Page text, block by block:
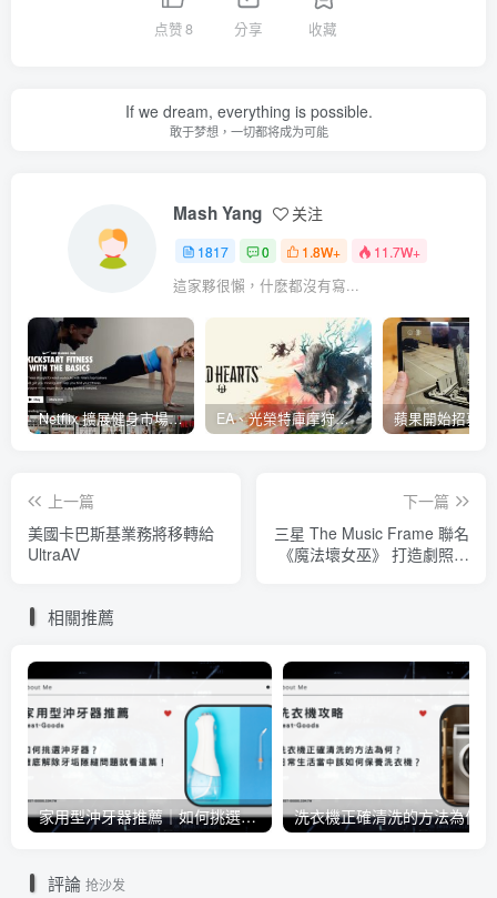
点赞8 分享 收藏
If we dream, everything is possible.
敢于梦想，一切都将成为可能
Mash Yang 关注
1817 0 1.8W+ 11.7W+
這家夥很懶，什麽都沒有寫...
Netflix 擴展健身市場 與 Nike 合作推出《Nike Training Club》系列健身影片 EA、光榮特庫摩狩獵冒險遊戲《WILD HEARTS》公布「強大化獸」宣傳影片
上一篇
美國卡巴斯基業務將移轉給
UltraAV
下一篇
三星 The Music Frame 聯名
《魔法壞女巫》 打造劇照音
相關推薦
家用型沖牙器推薦｜如何挑選沖牙器？徹底解除牙垢隙縫問題就看這篇！
評論 抢沙发